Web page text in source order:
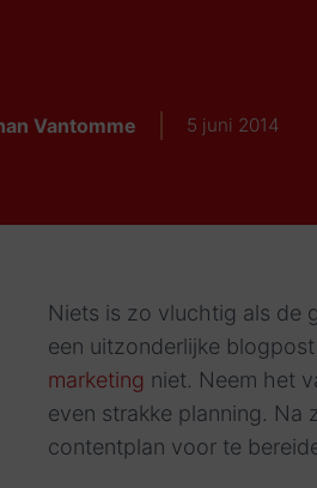
Vantomme 5 juni 2014
Niets is zo vluchtig als de
een uitzonderlijke
marketing niet. Neem het
even strakke planning. Na
contentplan voor te